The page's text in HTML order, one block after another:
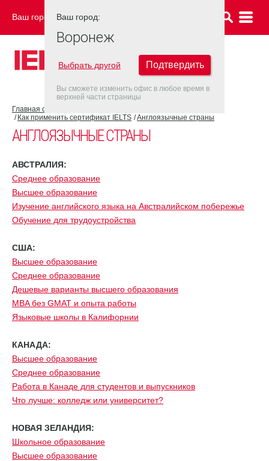
Ваш город: ВОРОНЕЖ
Главная страница
Как применить сертификат IELTS
Англоязычные страны
АНГЛОЯЗЫЧНЫЕ СТРАНЫ
АВСТРАЛИЯ:
Среднее образование
Высшее образование
Изучение английского языка на Австралийском побережье
Обучение для трудоустройства
США:
Высшее образование
Среднее образование
Дешевые варианты высшего образования
MBA без GMAT и опыта работы
Языковые школы в Калифорнии
КАНАДА:
Высшее образование
Среднее образование
Работа в Канаде для студентов и выпускников
Что лучше: колледж или университет?
НОВАЯ ЗЕЛАНДИЯ:
Школьное образование
Высшее образование
Ваш город:
Воронеж
Выбрать другой Подтвердить
Вы сможете изменить офис в любое время в
верхней части страницы